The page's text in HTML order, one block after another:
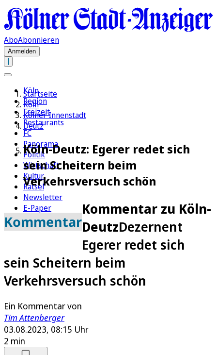
AboAbonnieren
Anmelden
Köln
Region
Freizeit
Restaurants
FC
Panorama
Politik
Wirtschaft
Kultur
Rätsel
Newsletter
E-Paper
Startseite
Köln
Kölner Innenstadt
Deutz
Köln-Deutz: Egerer redet sich
sein Scheitern beim
Verkehrsversuch schön
Kommentar
Kommentar zu Köln-
DeutzDezernent
Egerer redet sich
sein Scheitern beim
Verkehrsversuch schön
Ein Kommentar von
Tim Attenberger
03.08.2023, 08:15 Uhr
2 min